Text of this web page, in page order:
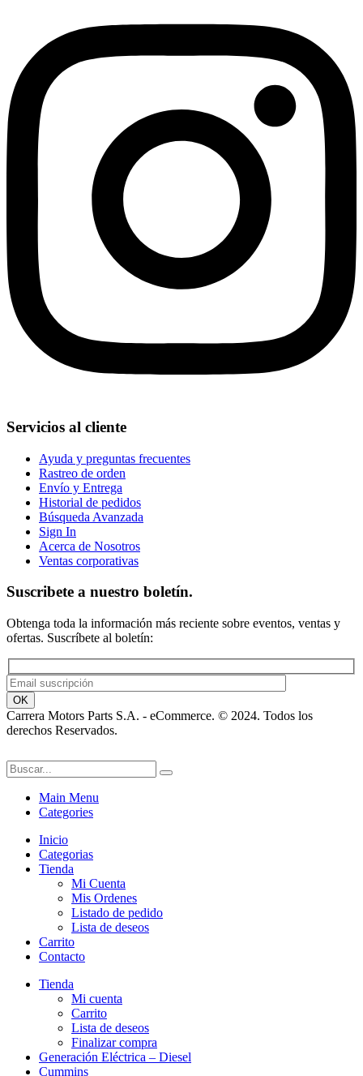
Servicios al cliente
Ayuda y preguntas frecuentes
Rastreo de orden
Envío y Entrega
Historial de pedidos
Búsqueda Avanzada
Sign In
Acerca de Nosotros
Ventas corporativas
Suscribete a nuestro boletín.
Obtenga toda la información más reciente sobre eventos, ventas y
ofertas. Suscríbete al boletín:
Carrera Motors Parts S.A. - eCommerce. © 2024. Todos los
derechos Reservados.
Main Menu
Categories
Inicio
Categorias
Tienda
Mi Cuenta
Mis Ordenes
Listado de pedido
Lista de deseos
Carrito
Contacto
Tienda
Mi cuenta
Carrito
Lista de deseos
Finalizar compra
Generación Eléctrica – Diesel
Cummins